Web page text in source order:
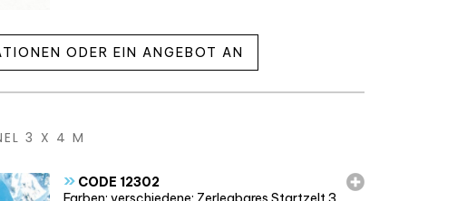
ODER EIN ANGEBOT AN
3 X 4 M
» CODE 12302